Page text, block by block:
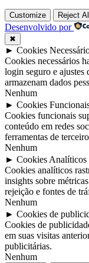
Customize Reject All
Desenvolvido por
✖
► Cookies
Cookies necessários
login seguro e ajustes
armazenam dados
Nenhum
► Cookies
Cookies funcionais
conteúdo em redes
ferramentas de
Nenhum
► Cookies Analíticos
Cookies analíticos
insights sobre
rejeição e fontes de
Nenhum
► Cookies de
Cookies de
em suas visitas
publicitárias.
Nenhum